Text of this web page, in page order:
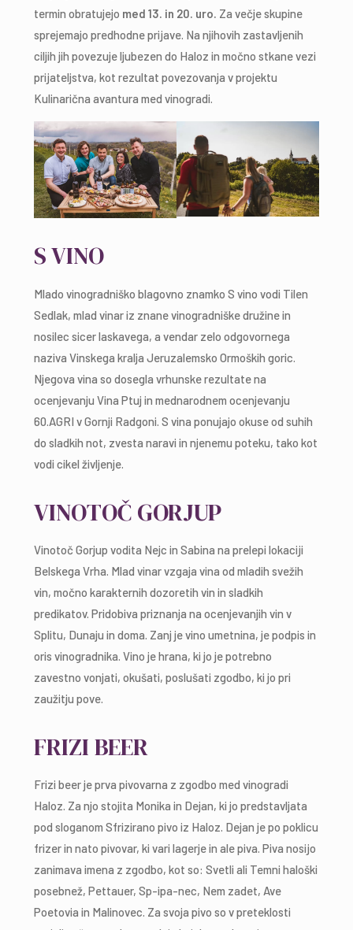
termin obratujejo med 13. in 20. uro. Za večje skupine
sprejemajo predhodne prijave. Na njihovih zastavljenih
ciljih jih povezuje ljubezen do Haloz in močno stkane vezi
prijateljstva, kot rezultat povezovanja v projektu
Kulinarična avantura med vinogradi.
S VINO
Mlado vinogradniško blagovno znamko S vino vodi Tilen
Sedlak, mlad vinar iz znane vinogradniške družine in
nosilec sicer laskavega, a vendar zelo odgovornega
naziva Vinskega kralja Jeruzalemsko Ormoških goric.
Njegova vina so dosegla vrhunske rezultate na
ocenjevanju Vina Ptuj in mednarodnem ocenjevanju
60.AGRI v Gornji Radgoni. S vina ponujajo okuse od suhih
do sladkih not, zvesta naravi in njenemu poteku, tako kot
vodi cikel življenje.
VINOTOČ GORJUP
Vinotoč Gorjup vodita Nejc in Sabina na prelepi lokaciji
Belskega Vrha. Mlad vinar vzgaja vina od mladih svežih
vin, močno karakternih dozoretih vin in sladkih
predikatov. Pridobiva priznanja na ocenjevanjih vin v
Splitu, Dunaju in doma. Zanj je vino umetnina, je podpis in
oris vinogradnika. Vino je hrana, ki jo je potrebno
zavestno vonjati, okušati, poslušati zgodbo, ki jo pri
zaužitju pove.
FRIZI BEER
Frizi beer je prva pivovarna z zgodbo med vinogradi
Haloz. Za njo stojita Monika in Dejan, ki jo predstavljata
pod sloganom Sfrizirano pivo iz Haloz. Dejan je po poklicu
frizer in nato pivovar, ki vari lagerje in ale piva. Piva nosijo
zanimava imena z zgodbo, kot so: Svetli ali Temni haloški
posebnež, Pettauer, Sp-ipa-nec, Nem zadet, Ave
Poetovia in Malinovec. Za svoja pivo so v preteklosti